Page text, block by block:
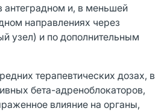
антеградном и, в меньшей
направлениях через
узел) и по дополнительным
терапевтических дозах, в
бета-адреноблокаторов,
влияние на органы,